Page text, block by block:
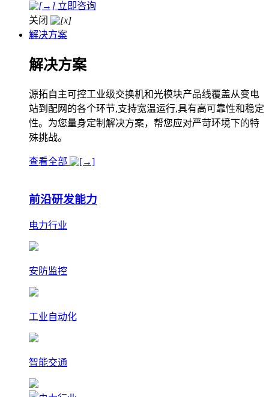
立即咨询
关闭
解决方案
解决方案
源拓自主可控工业级交换机和光模块产品线覆盖从变电
站到配网的各个环节,支持宽温运行,具有高可靠性和稳定
性。为您量身定制解决方案，帮您应对严苛环境下的特
殊挑战。
查看全部
前沿研发能力
电力行业
安防监控
工业自动化
智能交通